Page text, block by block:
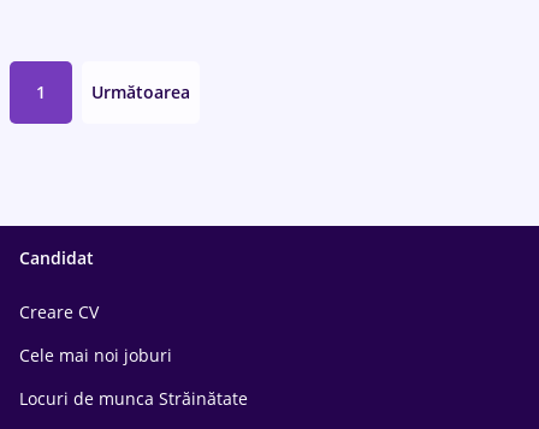
1 Următoarea
Candidat
Creare CV
Cele mai noi joburi
Locuri de munca Străinătate